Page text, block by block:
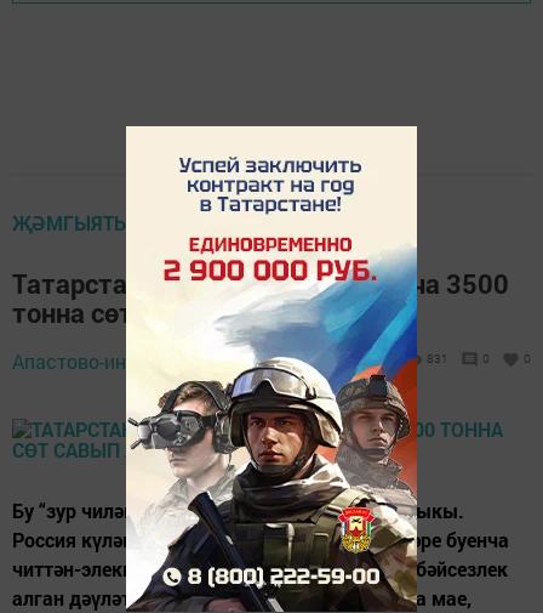
ҖӘМГЫЯТЬ ҺӘМ БЕЗ
Татарстан буенча көн саен уртача 3500
тонна сөт савып алына
Апастово-информ,
14 октябрь 2018 -
831 0 0
Бу “зур чиләктәге” сөтнең 82 тоннасы Апасныкы.
Россия күләмендә Бердәм Таможня таләпләре буенча
читтән-элеккеге СССР республикаларының бәйсезлек
алган дәүләтләреннән илгә коры сөт, пальма мае,